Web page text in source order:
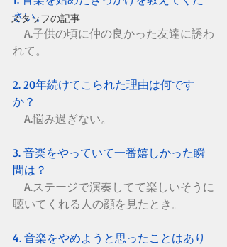
スタッフの記事
さい。
A.子供の頃に仲の良かった友達に誘わ
れて。
2. 20年続けてこられた理由は何です
か？
A.悩み過ぎない。
3. 音楽をやっていて一番嬉しかった瞬
間は？
A.ステージで演奏してて楽しいそうに
聴いてくれる人の顔を見たとき。
4. 音楽をやめようと思ったことはあり